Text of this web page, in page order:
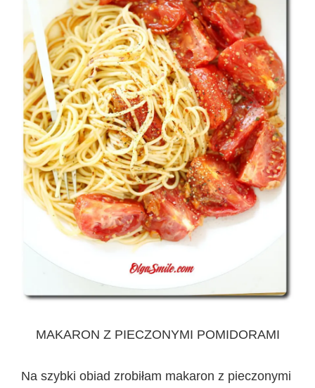
MAKARON Z PIECZONYMI POMIDORAMI
Na szybki obiad zrobiłam makaron z pieczonymi